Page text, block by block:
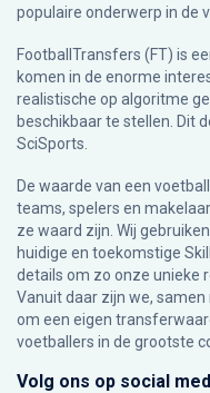
populaire onderwerp in de
FootballTransfers (FT) is
komen in de enorme
realistische op algoritme
beschikbaar te stellen. Dit
SciSports
De waarde van een
teams, spelers en
ze waard zijn. Wij
huidige en toekomstige
details om zo onze unieke
Vanuit daar zijn we,
om een eigen
voetballers in de grootste
Volg ons op social